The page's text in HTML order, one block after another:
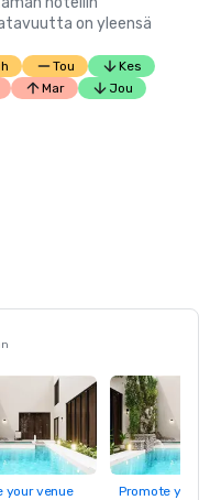
on yleensä
Tou
Kes
Mar Jou
your venue Promote your